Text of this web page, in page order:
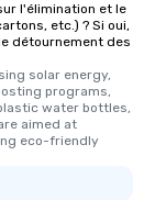
l'élimination et le
etc.) ? Si oui,
détournement des
solar energy,
programs,
water bottles,
aimed at
eco-friendly